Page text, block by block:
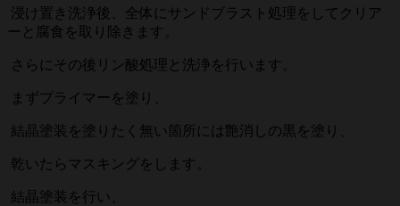
浸け置き洗浄後、全体にサンドブラスト処理をしてクリア
ーと腐食を取り除きます。
さらにその後リン酸処理と洗浄を行います。
まずプライマーを塗り、
結晶塗装を塗りたく無い箇所には艶消しの黒を塗り、
乾いたらマスキングをします。
結晶塗装を行い、